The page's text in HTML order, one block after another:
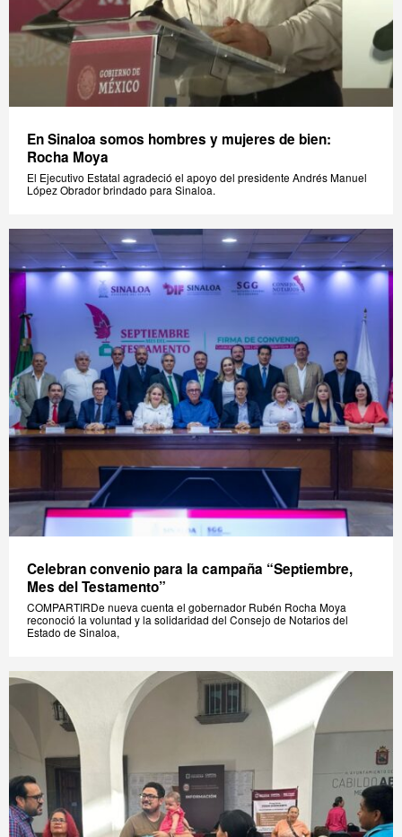
En Sinaloa somos hombres y mujeres de bien:
Rocha Moya
El Ejecutivo Estatal agradeció el apoyo del presidente Andrés Manuel
López Obrador brindado para Sinaloa.
Celebran convenio para la campaña “Septiembre,
Mes del Testamento”
COMPARTIRDe nueva cuenta el gobernador Rubén Rocha Moya
reconoció la voluntad y la solidaridad del Consejo de Notarios del
Estado de Sinaloa,